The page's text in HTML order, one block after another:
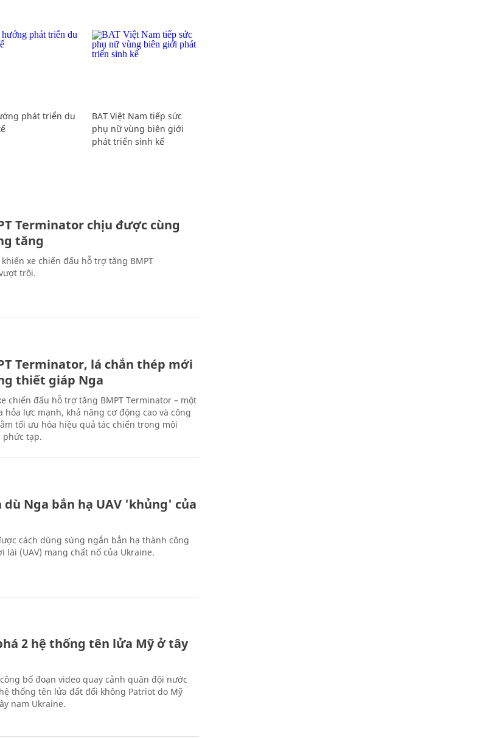
phát triển du
BAT Việt Nam tiếp sức
phụ nữ vùng biên giới
phát triển sinh kế
Terminator chịu được cùng
tăng
xe chiến đấu hỗ trợ tăng BMPT
trội.
Terminator, lá chắn thép mới
thiết giáp Nga
chiến đấu hỗ trợ tăng BMPT Terminator – một
lực mạnh, khả năng cơ động cao và công
tối ưu hóa hiệu quả tác chiến trong môi
tạp.
Nga bắn hạ UAV 'khủng' của
cách dùng súng ngắn bắn hạ thành công
lái (UAV) mang chất nổ của Ukraine.
2 hệ thống tên lửa Mỹ ở tây
bố đoạn video quay cảnh quân đội nước
thống tên lửa đất đối không Patriot do Mỹ
nam Ukraine.